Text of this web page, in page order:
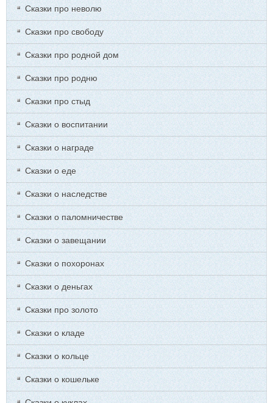
Сказки про неволю
Сказки про свободу
Сказки про родной дом
Сказки про родню
Сказки про стыд
Сказки о воспитании
Сказки о награде
Сказки о еде
Сказки о наследстве
Сказки о паломничестве
Сказки о завещании
Сказки о похоронах
Сказки о деньгах
Сказки про золото
Сказки о кладе
Сказки о кольце
Сказки о кошельке